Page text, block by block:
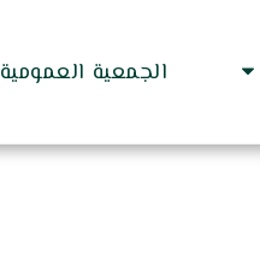
الجمعية العمومية